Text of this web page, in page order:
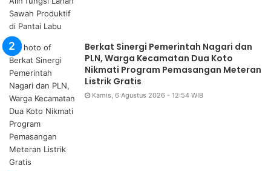
Berkat Sinergi Pemerintah Nagari dan
PLN, Warga Kecamatan Dua Koto
Nikmati Program Pemasangan Meteran
Listrik Gratis
Kamis, 6 Agustus 2026 - 12:54 WIB